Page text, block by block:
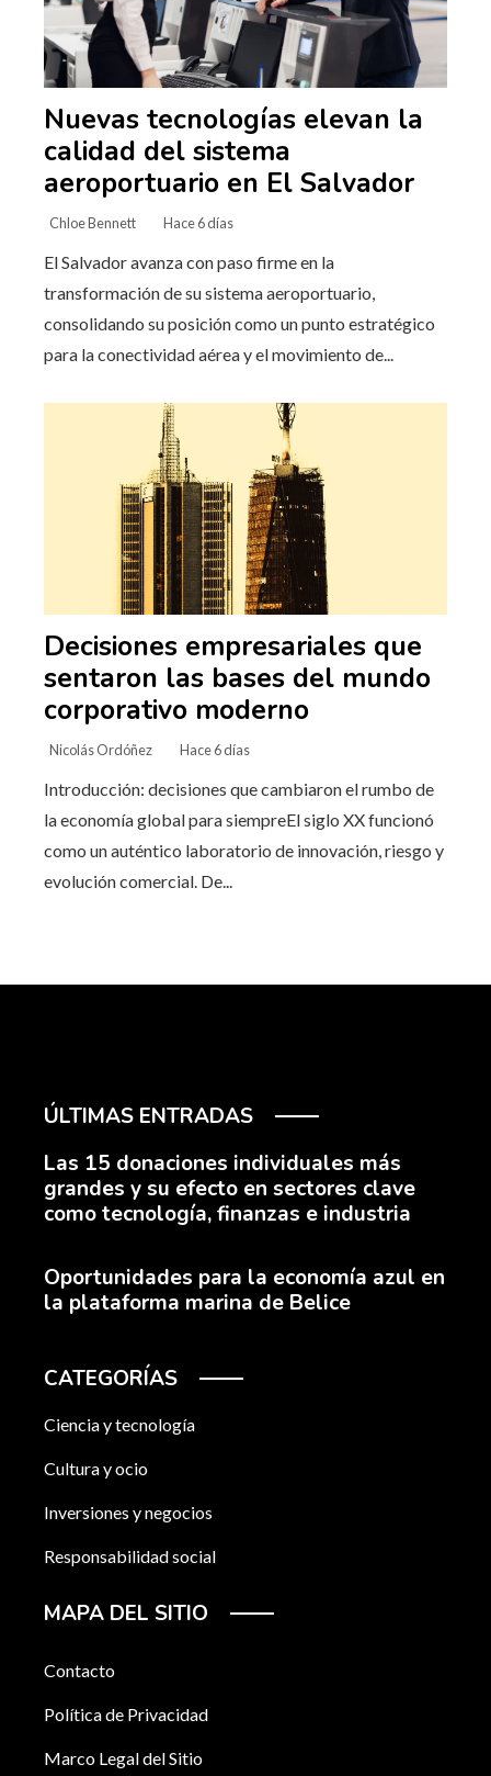
Nuevas tecnologías elevan la
calidad del sistema
aeroportuario en El Salvador
Chloe Bennett Hace 6 días
El Salvador avanza con paso firme en la
transformación de su sistema aeroportuario,
consolidando su posición como un punto estratégico
para la conectividad aérea y el movimiento de...
Decisiones empresariales que
sentaron las bases del mundo
corporativo moderno
Nicolás Ordóñez Hace 6 días
Introducción: decisiones que cambiaron el rumbo de
la economía global para siempreEl siglo XX funcionó
como un auténtico laboratorio de innovación, riesgo y
evolución comercial. De...
ÚLTIMAS ENTRADAS
Las 15 donaciones individuales más
grandes y su efecto en sectores clave
como tecnología, finanzas e industria
Oportunidades para la economía azul en
la plataforma marina de Belice
CATEGORÍAS
Ciencia y tecnología
Cultura y ocio
Inversiones y negocios
Responsabilidad social
MAPA DEL SITIO
Contacto
Política de Privacidad
Marco Legal del Sitio